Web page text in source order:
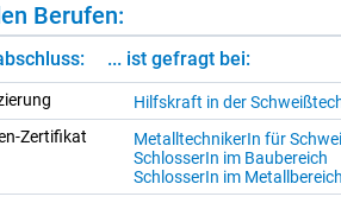
Be­ru­fen:
... ist gefragt bei:
Hilfs­kraft in der
Zer­ti­fi­kat
Me­tall­tech­ni­ke­rIn für
Schlos­se­rIn im Bau­be­reich
Schlos­se­rIn im Me­tall­be­reich